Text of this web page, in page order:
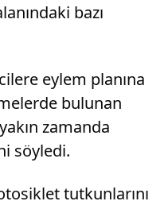
bazı
eylem planına
bulunan
zamanda
söyledi.
tutkunlarını